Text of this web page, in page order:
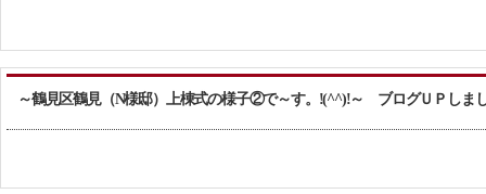
～鶴見区鶴見（N様邸）上棟式の様子②で～す。!(^^)!～ ブログＵＰしま